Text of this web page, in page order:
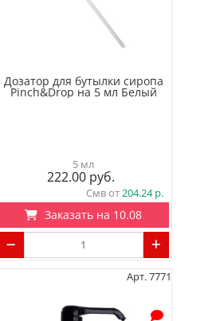
Дозатор для бутылки сиропа
Pinch&Drop на 5 мл Белый
5 мл
222.00
Смв от204.24
Заказать на 10.08
Арт. 7771